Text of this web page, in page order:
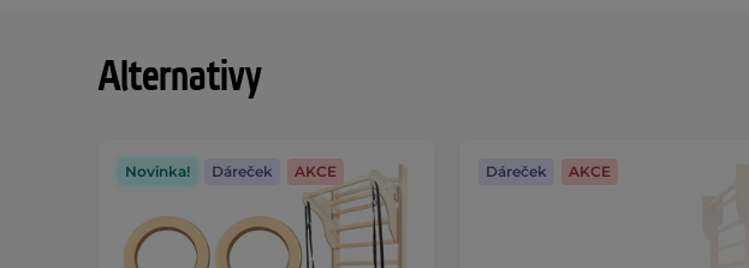
Alternativy
Novinka! Dáreček AKCE Dáreček AKCE